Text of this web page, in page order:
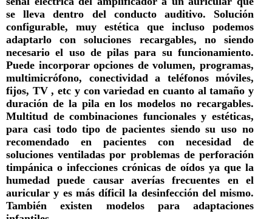
se lleva dentro del conducto auditivo. Solución
configurable, muy estética que incluso podemos
adaptarlo con soluciones recargables, no siendo
necesario el uso de pilas para su funcionamiento.
Puede incorporar opciones de volumen, programas,
multimicrófono, conectividad a teléfonos móviles,
fijos, TV , etc y con variedad en cuanto al tamaño y
duración de la pila en los modelos no recargables.
Multitud de combinaciones funcionales y estéticas,
para casi todo tipo de pacientes siendo su uso no
recomendado en pacientes con necesidad de
soluciones ventiladas por problemas de perforación
timpánica o infecciones crónicas de oídos ya que la
humedad puede causar averías frecuentes en el
auricular y es más díficil la desinfección del mismo.
También existen modelos para adaptaciones